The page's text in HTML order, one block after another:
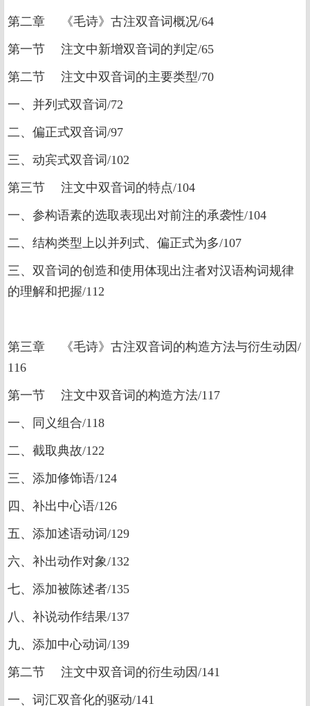
第二章 《毛诗》古注双音词概况/64
第一节 注文中新增双音词的判定/65
第二节 注文中双音词的主要类型/70
一、并列式双音词/72
二、偏正式双音词/97
三、动宾式双音词/102
第三节 注文中双音词的特点/104
一、参构语素的选取表现出对前注的承袭性/104
二、结构类型上以并列式、偏正式为多/107
三、双音词的创造和使用体现出注者对汉语构词规律
的理解和把握/112
第三章 《毛诗》古注双音词的构造方法与衍生动因/
116
第一节 注文中双音词的构造方法/117
一、同义组合/118
二、截取典故/122
三、添加修饰语/124
四、补出中心语/126
五、添加述语动词/129
六、补出动作对象/132
七、添加被陈述者/135
八、补说动作结果/137
九、添加中心动词/139
第二节 注文中双音词的衍生动因/141
一、词汇双音化的驱动/141